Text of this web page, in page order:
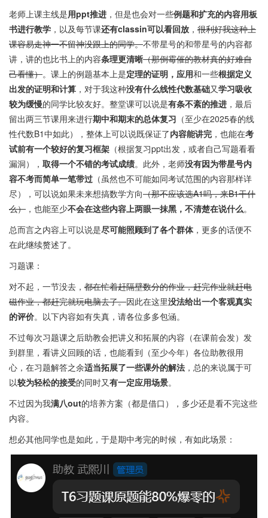
老师上课主线是用ppt推进 ，但是也会对一些例题和扩充的内容用板
书进行教学 ，以及每节课还有classin可以看回放 ， 很利好我这种上
课容易走神一不留神没跟上的同学。不带星号的和带星号的内容都
讲，讲的也比书上的内容条理更清晰（那倒霉催的教材真的好难自
己看懂）。课上的例题基本上是定理的证明，应用和一些根据定义
出发的证明和计算 ，对于我这种没有什么线性代数基础又学习吸收
较为缓慢的同学比较友好。整堂课可以说是有条不紊的推进 ，最后
留出两三节课用来进行期中和期末的总体复习 （至少在2025春的线
性代数B1中如此），整体上可以说既保证了内容能讲完 ，也能在考
试前有一个较好的复习框架 （根据复习ppt出发，或者自己写题看看
漏洞）， 取得一个不错的考试成绩。此外，老师没有因为带星号内
容不考而简单一笔带过 （虽然也不可能如同考试范围的内容那样详
尽），可以说如果未来想搞数学方向（那不应该选A1吗，来B1干什
么） ，也能至少不会在这些内容上两眼一抹黑，不清楚在说什么。
总而言之内容上可以说是尽可能照顾到了各个群体，更多的话便不
在此继续赘述了。
习题课：
对不起，一节没去， 都在忙着赶隔壁数分的作业，赶完作业就赶电
磁作业，都赶完就玩电脑去了。因此在这里没法给出一个客观真实
的评价。以下内容如有失真，请各位多多包涵。
不过每次习题课之后助教会把讲义和拓展的内容（在课前会发）发
到群里，看讲义回顾的话，也能看到（至少今年）各位助教很用
心，在习题解答之余适当拓展了一些课外的解法 ，总的来说属于可
以较为轻松的接受的同时又有一定应用场景。
不过因为我满八out的培养方案（都是借口），多少还是看不完这些
内容。
想必其他同学也是如此，于是期中考完的时候，有如此场景：